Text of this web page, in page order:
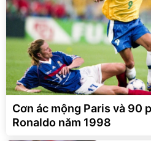
Cơn ác mộng Paris và 90
Ronaldo năm 1998